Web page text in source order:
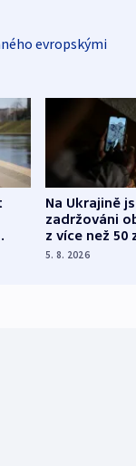
evropskými
Na Ukrajině
zadržováni
z více než 50
Bojovali na
5. 8. 2026